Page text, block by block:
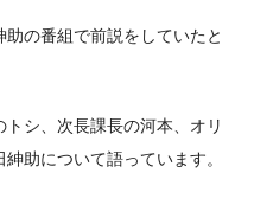
の番組で前説をしていたと
シ、次長課長の河本、オリ
助について語っています。